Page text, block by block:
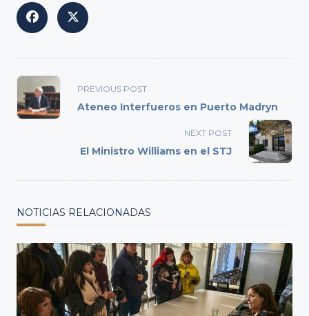
<span
class="nav-
subtitle
PREVIOUS POST
Ateneo Interfueros en Puerto Madryn
NEXT POST
El Ministro Williams en el STJ
NOTICIAS RELACIONADAS